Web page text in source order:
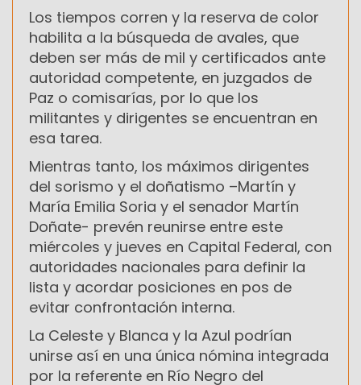
Los tiempos corren y la reserva de color
habilita a la búsqueda de avales, que
deben ser más de mil y certificados ante
autoridad competente, en juzgados de
Paz o comisarías, por lo que los
militantes y dirigentes se encuentran en
esa tarea.
Mientras tanto, los máximos dirigentes
del sorismo y el doñatismo –Martín y
María Emilia Soria y el senador Martín
Doñate- prevén reunirse entre este
miércoles y jueves en Capital Federal, con
autoridades nacionales para definir la
lista y acordar posiciones en pos de
evitar confrontación interna.
La Celeste y Blanca y la Azul podrían
unirse así en una única nómina integrada
por la referente en Río Negro del